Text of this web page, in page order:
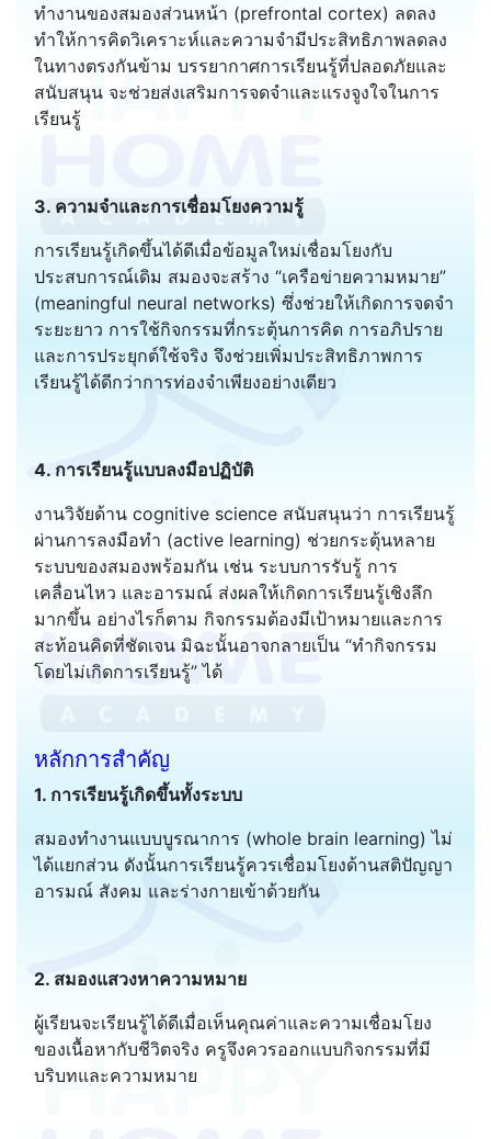
ทำงานของสมองส่วนหน้า (prefrontal cortex) ลดลง
ทำให้การคิดวิเคราะห์และความจำมีประสิทธิภาพลดลง
ในทางตรงกันข้าม บรรยากาศการเรียนรู้ที่ปลอดภัยและ
สนับสนุน จะช่วยส่งเสริมการจดจำและแรงจูงใจในการ
เรียนรู้
3. ความจำและการเชื่อมโยงความรู้
การเรียนรู้เกิดขึ้นได้ดีเมื่อข้อมูลใหม่เชื่อมโยงกับ
ประสบการณ์เดิม สมองจะสร้าง “เครือข่ายความหมาย”
(meaningful neural networks) ซึ่งช่วยให้เกิดการจดจำ
ระยะยาว การใช้กิจกรรมที่กระตุ้นการคิด การอภิปราย
และการประยุกต์ใช้จริง จึงช่วยเพิ่มประสิทธิภาพการ
เรียนรู้ได้ดีกว่าการท่องจำเพียงอย่างเดียว
4. การเรียนรู้แบบลงมือปฏิบัติ
งานวิจัยด้าน cognitive science สนับสนุนว่า การเรียนรู้
ผ่านการลงมือทำ (active learning) ช่วยกระตุ้นหลาย
ระบบของสมองพร้อมกัน เช่น ระบบการรับรู้ การ
เคลื่อนไหว และอารมณ์ ส่งผลให้เกิดการเรียนรู้เชิงลึก
มากขึ้น อย่างไรก็ตาม กิจกรรมต้องมีเป้าหมายและการ
สะท้อนคิดที่ชัดเจน มิฉะนั้นอาจกลายเป็น “ทำกิจกรรม
โดยไม่เกิดการเรียนรู้” ได้
หลักการสำคัญ
1. การเรียนรู้เกิดขึ้นทั้งระบบ
สมองทำงานแบบบูรณาการ (whole brain learning) ไม่
ได้แยกส่วน ดังนั้นการเรียนรู้ควรเชื่อมโยงด้านสติปัญญา
อารมณ์ สังคม และร่างกายเข้าด้วยกัน
2. สมองแสวงหาความหมาย
ผู้เรียนจะเรียนรู้ได้ดีเมื่อเห็นคุณค่าและความเชื่อมโยง
ของเนื้อหากับชีวิตจริง ครูจึงควรออกแบบกิจกรรมที่มี
บริบทและความหมาย